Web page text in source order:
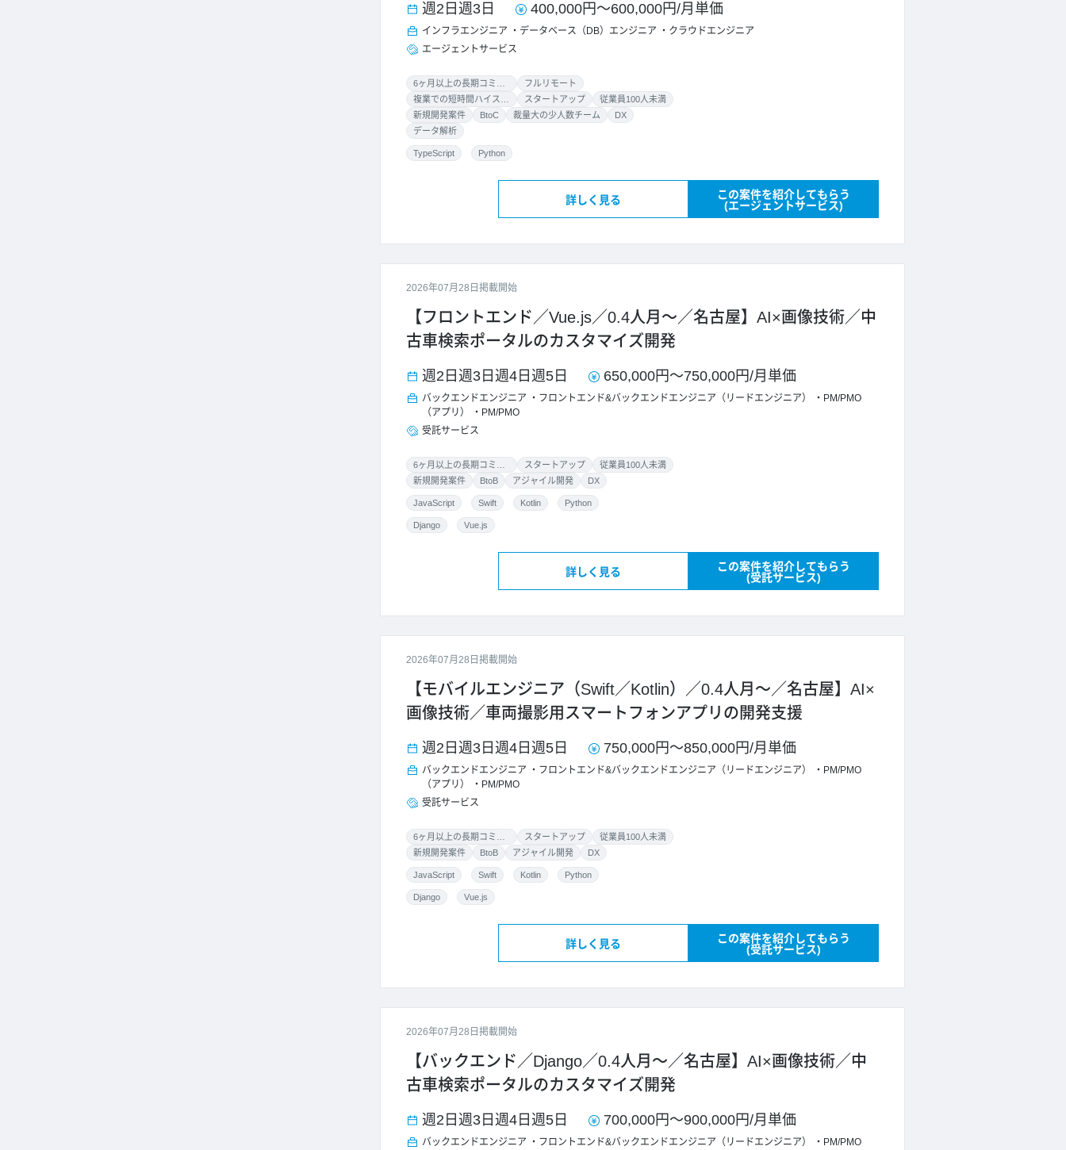
週2日 週3日 400,000円 ～600,000円/月単価
インフラエンジニア データベース（DB）エンジニア
クラウドエンジニア
エージェントサービス
フルリモート
スタートアップ
従業員100人未満
新規開発案件
BtoC 裁量大の少人数チーム
DX
データ解析
TypeScript Python
詳しく見る
この案件を紹介してもらう
(エージェントサービス)
2026年07月28日掲載開始
【フロントエンド／Vue.js／0.4人月～／名古屋】AI×画像技術／中
古車検索ポータルのカスタマイズ開発
週2日 週3日 週4日 週5日 650,000円 ～750,000円/月単価
バックエンドエンジニア フロントエンド&バックエンドエンジニア（リードエンジニア）
PM/PMO
（アプリ）
PM/PMO
受託サービス
スタートアップ
従業員100人未満
新規開発案件
BtoB アジャイル開発 DX
JavaScript Swift Kotlin Python
Django Vue.js
詳しく見る
この案件を紹介してもらう
(受託サービス)
2026年07月28日掲載開始
【モバイルエンジニア（Swift／Kotlin）／0.4人月～／名古屋】AI×
画像技術／車両撮影用スマートフォンアプリの開発支援
週2日 週3日 週4日 週5日 750,000円 ～850,000円/月単価
バックエンドエンジニア フロントエンド&バックエンドエンジニア（リードエンジニア）
PM/PMO
（アプリ）
PM/PMO
受託サービス
スタートアップ
従業員100人未満
新規開発案件
BtoB アジャイル開発 DX
JavaScript Swift Kotlin Python
Django Vue.js
詳しく見る
この案件を紹介してもらう
(受託サービス)
2026年07月28日掲載開始
【バックエンド／Django／0.4人月～／名古屋】AI×画像技術／中
古車検索ポータルのカスタマイズ開発
週2日 週3日 週4日 週5日 700,000円 ～900,000円/月単価
バックエンドエンジニア フロントエンド&バックエンドエンジニア（リードエンジニア） PM/PMO